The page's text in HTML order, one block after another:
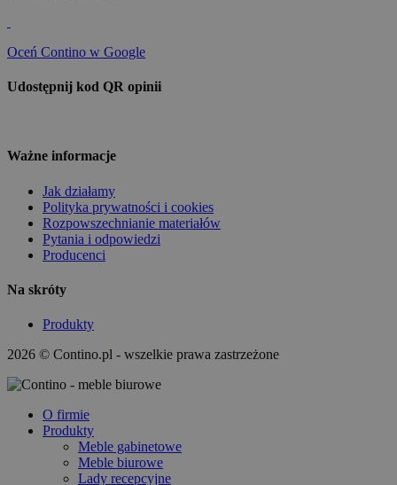
Oceń Contino w Google
Udostępnij kod QR opinii
Ważne informacje
Jak działamy
Polityka prywatności i cookies
Rozpowszechnianie materiałów
Pytania i odpowiedzi
Producenci
Na skróty
Produkty
2026 © Contino.pl - wszelkie prawa zastrzeżone
O firmie
Produkty
Meble gabinetowe
Meble biurowe
Lady recepcyjne